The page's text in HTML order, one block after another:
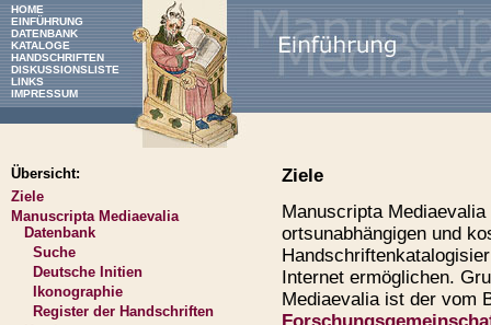
HOME
EINFÜHRUNG
DATENBANK
KATALOGE
HANDSCHRIFTEN
DISKUSSIONSLISTE
LINKS
IMPRESSUM
Übersicht:
Ziele
Manuscripta Mediaevalia
Datenbank
Suche
Deutsche Initien
Ikonographie
Register der Handschriften
Ziele
Manuscripta
ortsunabhängigen und
Internet ermöglichen.
Mediaevalia ist der vom